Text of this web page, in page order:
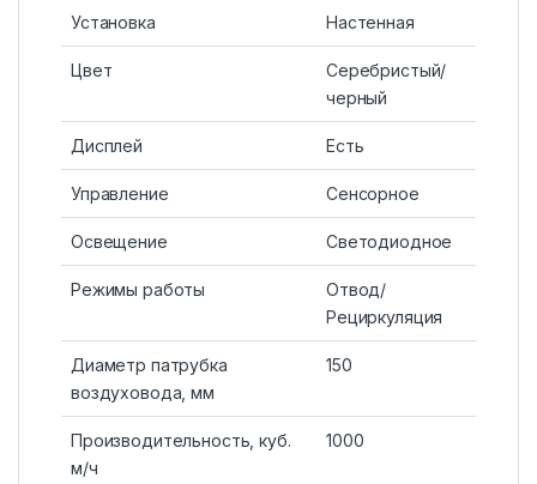
Установка Настенная
Цвет
Серебристый/
черный
Дисплей Есть
Управление Сенсорное
Освещение Светодиодное
Режимы работы
Отвод/
Рециркуляция
Диаметр патрубка
воздуховода, мм
150
Производительность, куб.
м/ч
1000